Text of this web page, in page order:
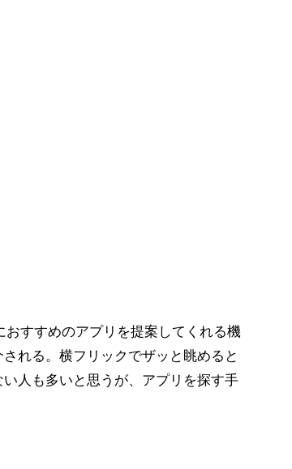
すすめのアプリを提案してくれる機
れる。横フリックでザッと眺めると
人も多いと思うが、アプリを探す手